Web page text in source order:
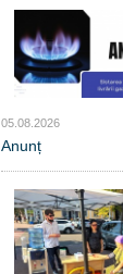
05.08.2026
Anunț